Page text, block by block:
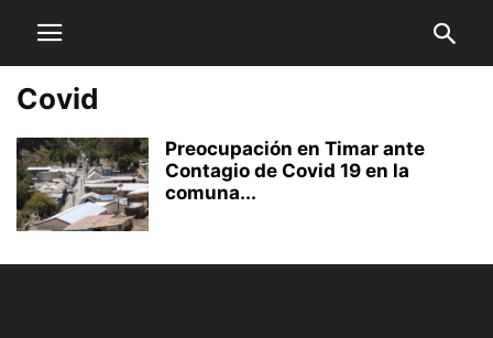
Covid
Preocupación en Timar ante
Contagio de Covid 19 en la
comuna...